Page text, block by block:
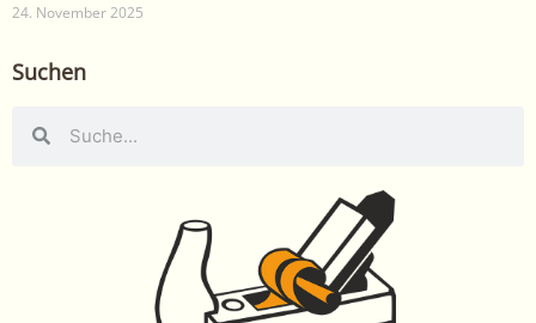
24. November 2025
Suchen